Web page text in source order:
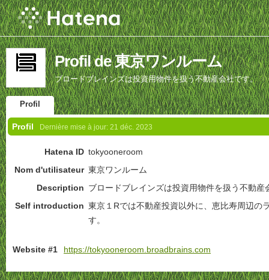
Profil de 東京ワンルーム
ブロードブレインズは投資用物件を扱う不動産会社です。
Profil
Profil Dernière mise à jour: 21 déc. 2023
Hatena ID tokyooneroom
Nom d'utilisateur 東京ワンルーム
Description ブロードブレインズは投資用物件を扱う不動産
Self introduction 東京１Rでは不動産投資以外に、恵比寿周辺の
す。
Website #1 https://tokyooneroom.broadbrains.com